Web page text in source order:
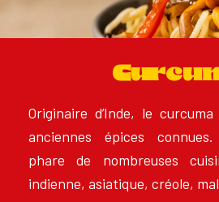
Originaire d’Inde, le
anciennes épices connues.
phare de nombreuses
indienne, asiatique, créole,